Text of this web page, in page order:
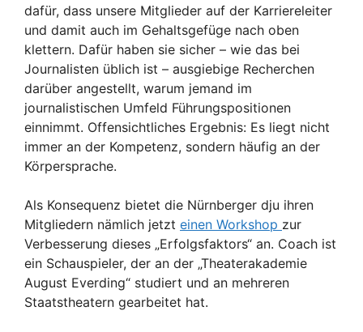
dafür, dass unsere Mitglieder auf der Karriereleiter
und damit auch im Gehaltsgefüge nach oben
klettern. Dafür haben sie sicher – wie das bei
Journalisten üblich ist – ausgiebige Recherchen
darüber angestellt, warum jemand im
journalistischen Umfeld Führungspositionen
einnimmt. Offensichtliches Ergebnis: Es liegt nicht
immer an der Kompetenz, sondern häufig an der
Körpersprache.
Als Konsequenz bietet die Nürnberger dju ihren
Mitgliedern nämlich jetzt einen Workshop zur
Verbesserung dieses „Erfolgsfaktors“ an. Coach ist
ein Schauspieler, der an der „Theaterakademie
August Everding“ studiert und an mehreren
Staatstheatern gearbeitet hat.